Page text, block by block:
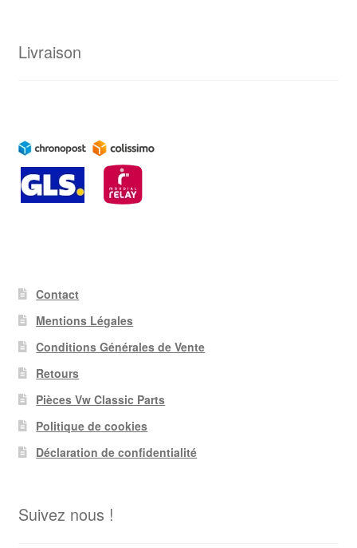
Livraison
Contact
Mentions Légales
Conditions Générales de Vente
Retours
Pièces Vw Classic Parts
Politique de cookies
Déclaration de confidentialité
Suivez nous !